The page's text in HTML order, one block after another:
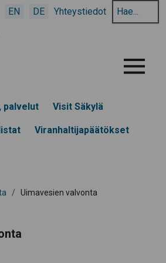
EN DE Yhteystiedot
Hae
hakusanalla:
Menu
palvelut Visit Säkylä
Viranhaltijapäätökset
/ Uimavesien valvonta